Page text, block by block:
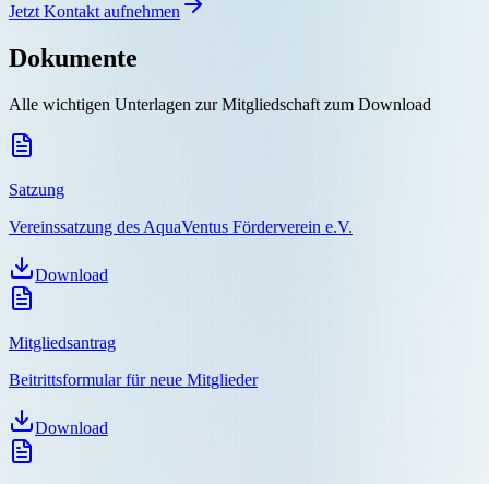
Jetzt Kontakt aufnehmen
Dokumente
Alle wichtigen Unterlagen zur Mitgliedschaft zum Download
Satzung
Vereinssatzung des AquaVentus Förderverein e.V.
Download
Mitgliedsantrag
Beitrittsformular für neue Mitglieder
Download